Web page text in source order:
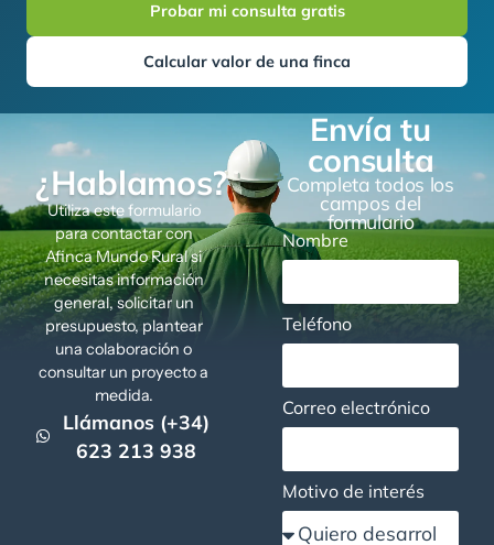
Probar mi consulta gratis
Calcular valor de una finca
¿Hablamos?
Utiliza este formulario
para contactar con
Afinca Mundo Rural si
necesitas información
general, solicitar un
presupuesto, plantear
una colaboración o
consultar un proyecto a
medida.
Llámanos (+34)
623 213 938
Envía tu
consulta
Completa todos los
campos del
formulario
Nombre
Teléfono
Correo electrónico
Motivo de interés